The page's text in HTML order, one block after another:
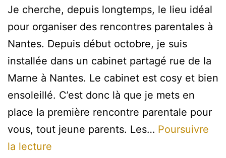
Je cherche, depuis longtemps, le lieu idéal
pour organiser des rencontres parentales à
Nantes. Depuis début octobre, je suis
installée dans un cabinet partagé rue de la
Marne à Nantes. Le cabinet est cosy et bien
ensoleillé. C’est donc là que je mets en
place la première rencontre parentale pour
vous, tout jeune parents. Les… Poursuivre
la lecture